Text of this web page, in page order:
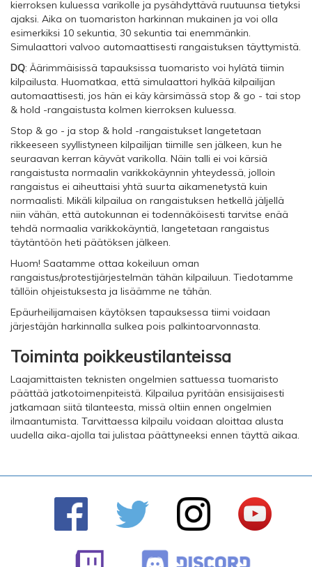
kierroksen kuluessa varikolle ja pysähdyttävä ruutuunsa tietyksi
ajaksi. Aika on tuomariston harkinnan mukainen ja voi olla
esimerkiksi 10 sekuntia, 30 sekuntia tai enemmänkin.
Simulaattori valvoo automaattisesti rangaistuksen täyttymistä.
DQ: Äärimmäisissä tapauksissa tuomaristo voi hylätä tiimin
kilpailusta. Huomatkaa, että simulaattori hylkää kilpailijan
automaattisesti, jos hän ei käy kärsimässä stop & go - tai stop
& hold -rangaistusta kolmen kierroksen kuluessa.
Stop & go - ja stop & hold -rangaistukset langetetaan
rikkeeseen syyllistyneen kilpailijan tiimille sen jälkeen, kun he
seuraavan kerran käyvät varikolla. Näin talli ei voi kärsiä
rangaistusta normaalin varikkokäynnin yhteydessä, jolloin
rangaistus ei aiheuttaisi yhtä suurta aikamenetystä kuin
normaalisti. Mikäli kilpailua on rangaistuksen hetkellä jäljellä
niin vähän, että autokunnan ei todennäköisesti tarvitse enää
tehdä normaalia varikkokäyntiä, langetetaan rangaistus
täytäntöön heti päätöksen jälkeen.
Huom! Saatamme ottaa kokeiluun oman
rangaistus/protestijärjestelmän tähän kilpailuun. Tiedotamme
tällöin ohjeistuksesta ja lisäämme ne tähän.
Epäurheilijamaisen käytöksen tapauksessa tiimi voidaan
järjestäjän harkinnalla sulkea pois palkintoarvonnasta.
Toiminta poikkeustilanteissa
Laajamittaisten teknisten ongelmien sattuessa tuomaristo
päättää jatkotoimenpiteistä. Kilpailua pyritään ensisijaisesti
jatkamaan siitä tilanteesta, missä oltiin ennen ongelmien
ilmaantumista. Tarvittaessa kilpailu voidaan aloittaa alusta
uudella aika-ajolla tai julistaa päättyneeksi ennen täyttä aikaa.